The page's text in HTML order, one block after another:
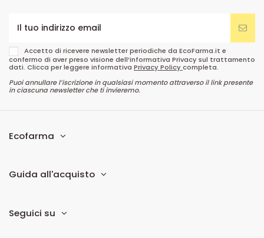
Accetto di ricevere newsletter periodiche da EcoFarma.it e
confermo di aver preso visione dell’informativa Privacy sul trattamento
dati. Clicca per leggere informativa Privacy Policycompleta.
Puoi annullare l’iscrizione in qualsiasi momento attraverso il link presente
in ciascuna newsletter che ti invieremo.
Ecofarma
Guida all'acquisto
Seguici su